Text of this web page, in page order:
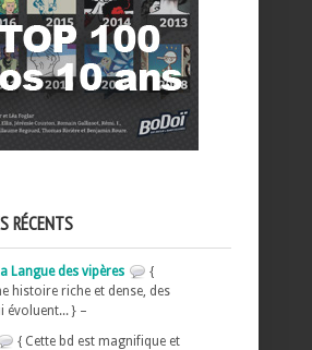
RÉCENTS
Langue des vipères
{
histoire riche et dense, des
évoluent... } –
{ Cette bd est magnifique et